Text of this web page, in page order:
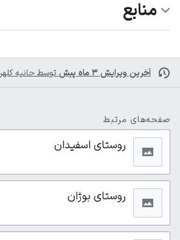
منابع
آخرین ویرایش ۳ ماه پیش توسط حانیه کلهر
صفحه‌های مرتبط
روستای اسفیدان
روستای بوژان